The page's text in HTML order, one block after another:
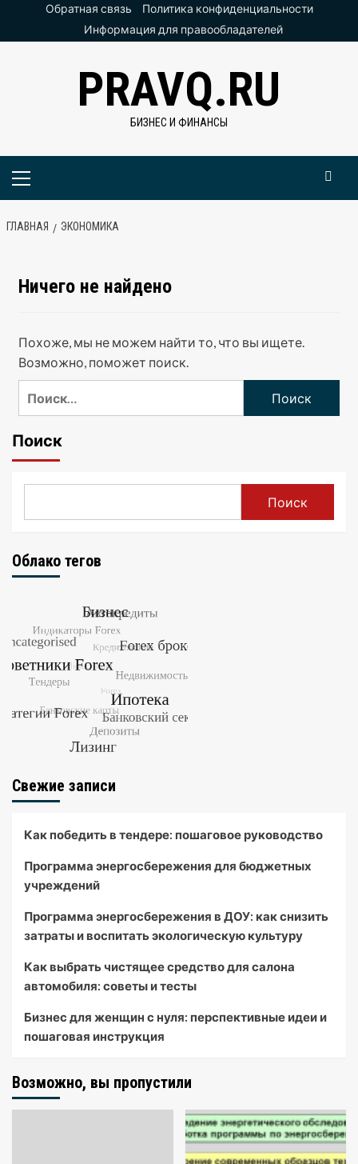
ПерейтиОбратная связь
Политика конфиденциальности
Информация для правообладателей
PRAVQ.RU
БИЗНЕС И ФИНАНСЫ
Основное
ГЛАВНАЯ ЭКОНОМИКА
Ничего не найдено
Похоже, мы не можем найти то, что вы ищете.
Возможно, поможет поиск.
Поиск
Поиск
Облако тегов
Свежие записи
Как победить в тендере: пошаговое руководство
Программа энергосбережения для бюджетных
учреждений
Программа энергосбережения в ДОУ: как снизить
затраты и воспитать экологическую культуру
Как выбрать чистящее средство для салона
автомобиля: советы и тесты
Бизнес для женщин с нуля: перспективные идеи и
пошаговая инструкция
Возможно, вы пропустили